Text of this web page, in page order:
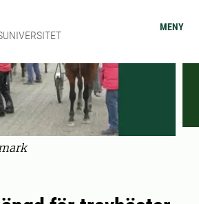
MENY